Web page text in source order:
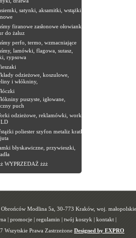
dratwa
satynki, aksamitki, wstążki
firanowe zasłonowe ołowianki,
do żaluz
perfo, termo, wzmacniające
lamówki, flagowa, sutasz,
rypsowa
odzieżowe, koszulowe,
i włókniny,
puszyste, igłowane,
puch
odzieżowe, reklamówki, worki
poliester szyfon metaliz kratka
błyskawiczne, przywieszki,
WYPRZEDAŻ żżż
Obrońców Modlina 5a, 30-773 Kraków, woj.
promocje regulamin twój koszyk kontakt
Wszytskie Prawa Zastrzeżone Designed by EXPRO